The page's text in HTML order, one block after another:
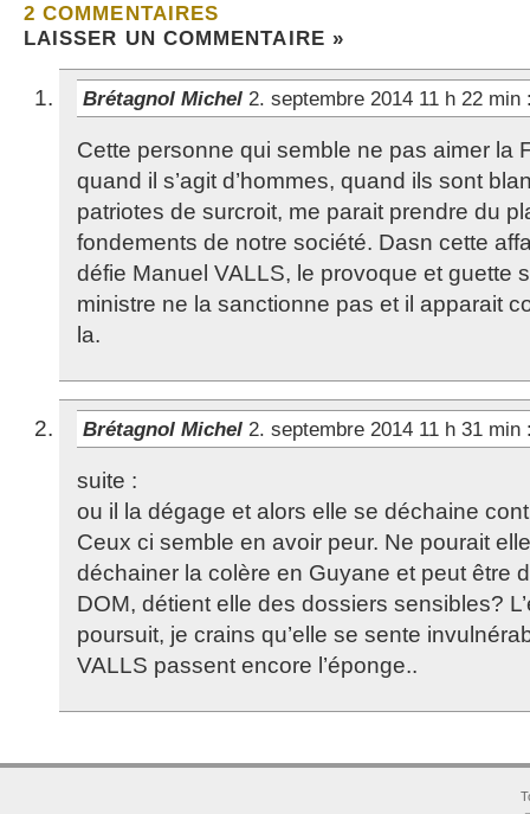
2 COMMENTAIRES
LAISSER UN COMMENTAIRE »
Brétagnol Michel 2. septembre 2014 11 h 22 min
Cette personne qui semble ne pas aimer la
quand il s’agit d’hommes, quand ils sont
patriotes de surcroit, me parait prendre du
fondements de notre société. Dasn cette
défie Manuel VALLS, le provoque et guette
ministre ne la sanctionne pas et il apparait
la.
Brétagnol Michel 2. septembre 2014 11 h 31 min
suite :
ou il la dégage et alors elle se déchaine
Ceux ci semble en avoir peur. Ne pourait
déchainer la colère en Guyane et peut être
DOM, détient elle des dossiers sensibles?
poursuit, je crains qu’elle se sente
VALLS passent encore l’éponge..